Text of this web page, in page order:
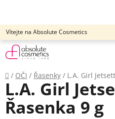
obsah
Vítejte na Absolute Cosmetics
Domů
/ OČI / Řasenky / L.A. Girl
L.A. Girl
Řasenka 9 g